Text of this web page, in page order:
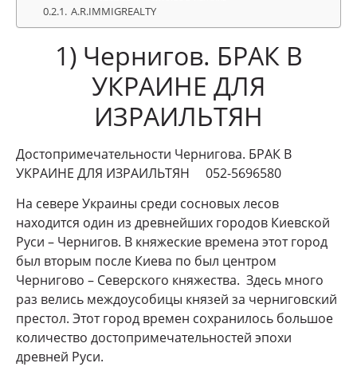
A.R.IMMIGREALTY
1) Чернигов. БРАК В
УКРАИНЕ ДЛЯ
ИЗРАИЛЬТЯН
Достопримечательности Чернигова. БРАК В
УКРАИНЕ ДЛЯ ИЗРАИЛЬТЯН 052-5696580
На севере Украины среди сосновых лесов
находится один из древнейших городов Киевской
Руси – Чернигов. В княжеские времена этот город
был вторым после Киева по был центром
Чернигово – Северского княжества. Здесь много
раз велись междоусобицы князей за черниговский
престол. Этот город времен сохранилось большое
количество достопримечательностей эпохи
древней Руси.